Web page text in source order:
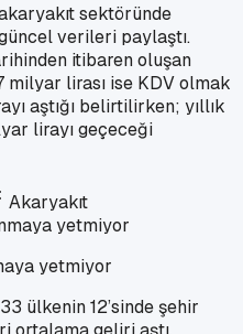
sektöründe
verileri paylaştı.
itibaren oluşan
milyar lirası ise KDV olmak
aştığı belirtilirken; yıllık
lirayı geçeceği
Akaryakıt
yetmiyor
ülkenin 12’sinde şehir